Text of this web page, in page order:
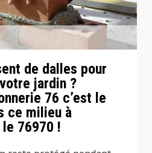
de dalles pour
jardin ?
76 c’est le
ce milieu à
76970 !